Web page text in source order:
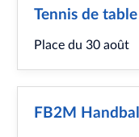
Tennis de
Place du 30 août
FB2M Handball